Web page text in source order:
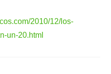
2010/12/los-
un-20.html